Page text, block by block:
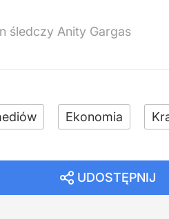
śledczy Anity Gargas
Ekonomia
UDOSTĘPNIJ